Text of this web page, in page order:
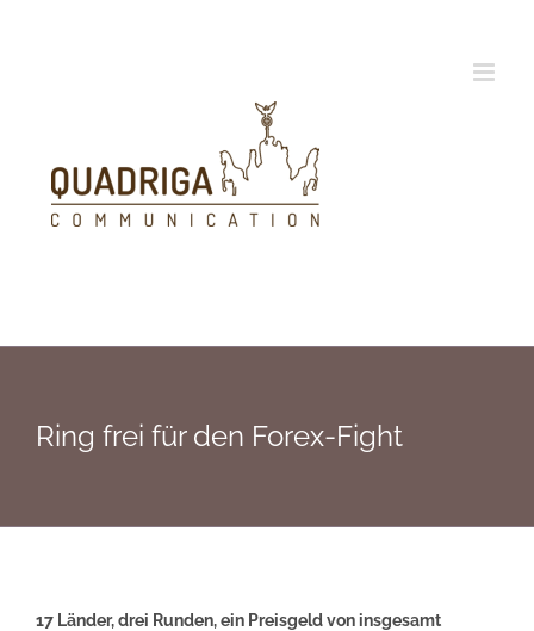
Ring frei für den Forex-Fight
17 Länder, drei Runden, ein Preisgeld von insgesamt